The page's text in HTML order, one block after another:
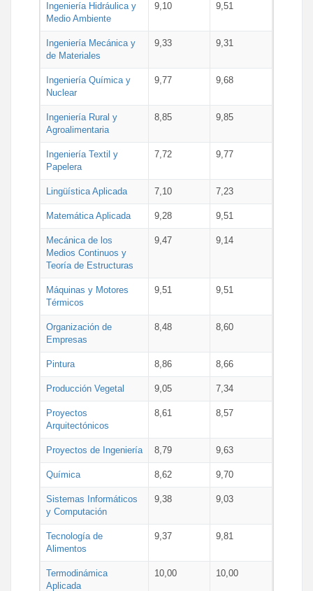
Ingeniería Hidráulica y
Medio Ambiente
9,10 9,51
Ingeniería Mecánica y
de Materiales
9,33 9,31
Ingeniería Química y
Nuclear
9,77 9,68
Ingeniería Rural y
Agroalimentaria
8,85 9,85
Ingeniería Textil y
Papelera
7,72 9,77
Lingüística Aplicada 7,10 7,23
Matemática Aplicada 9,28 9,51
Mecánica de los
Medios Continuos y
Teoría de Estructuras
9,47 9,14
Máquinas y Motores
Térmicos
9,51 9,51
Organización de
Empresas
8,48 8,60
Pintura 8,86 8,66
Producción Vegetal 9,05 7,34
Proyectos
Arquitectónicos
8,61 8,57
Proyectos de Ingeniería 8,79 9,63
Química 8,62 9,70
Sistemas Informáticos
y Computación
9,38 9,03
Tecnología de
Alimentos
9,37 9,81
Termodinámica
Aplicada
10,00 10,00